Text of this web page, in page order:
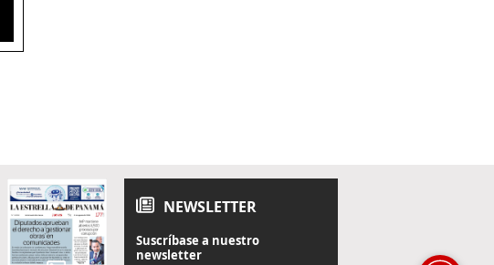
NEWSLETTER
Suscríbase a nuestro
newsletter